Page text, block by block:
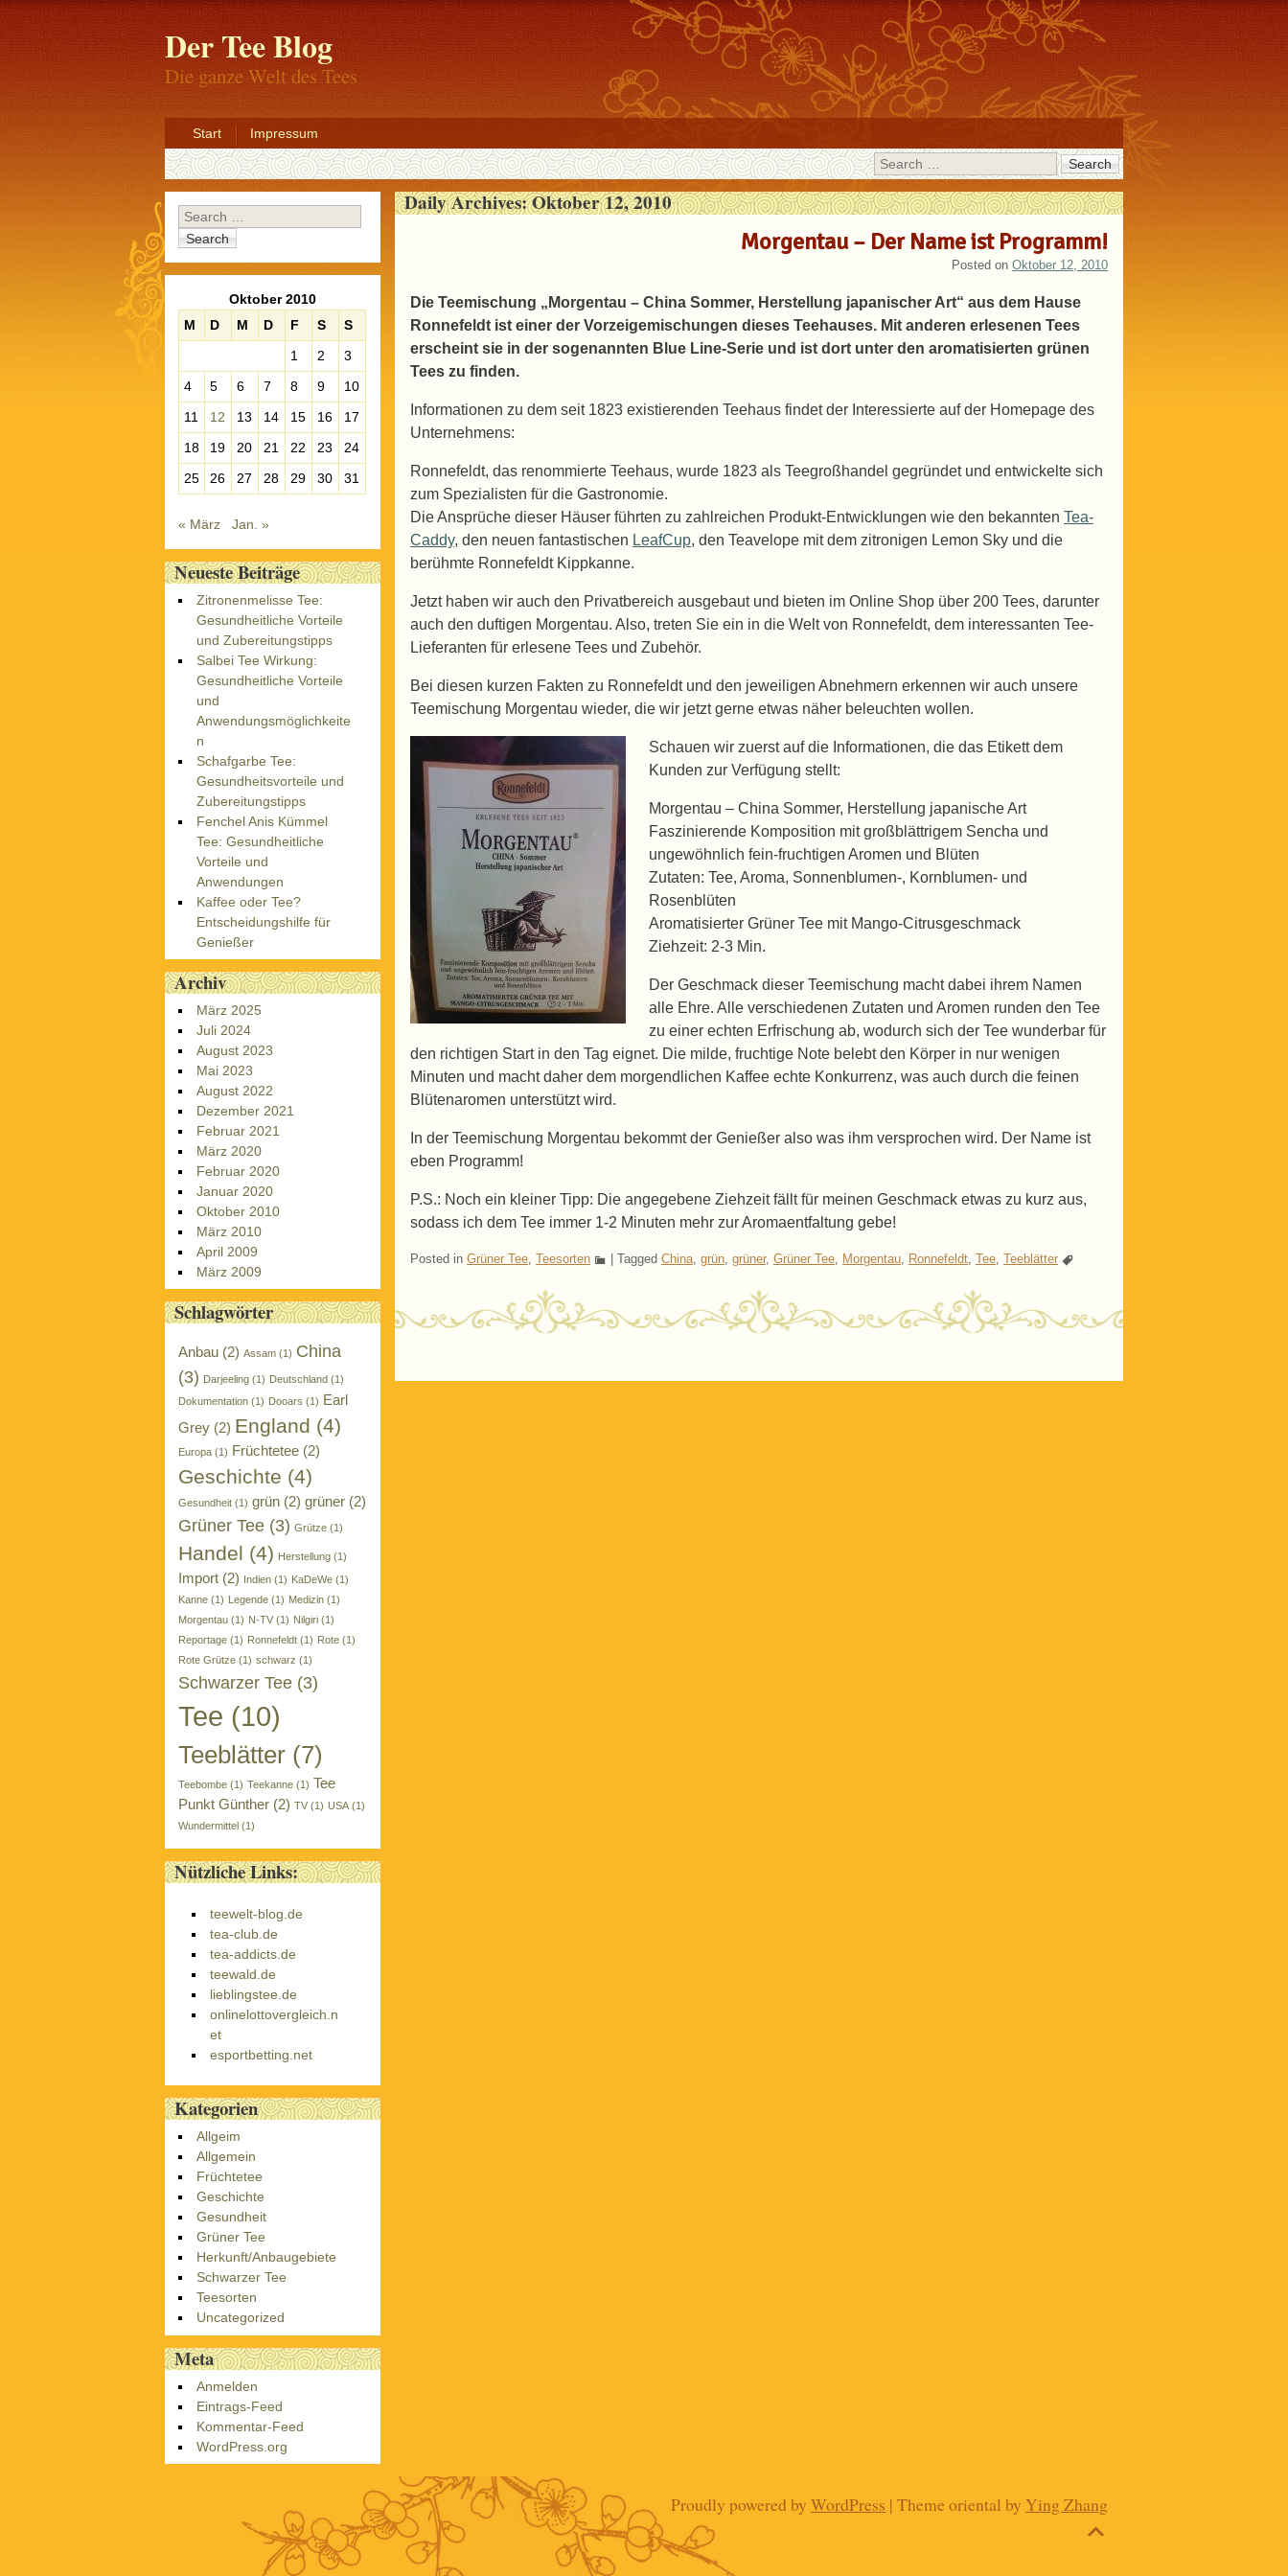
Der Tee Blog
Die ganze Welt des Tees
Start
Impressum
Search
Daily Archives:Oktober 12, 2010
Morgentau – Der Name ist Programm!
Posted on Oktober 12, 2010
Die Teemischung „Morgentau – China Sommer, Herstellung japanischer Art“ aus dem Hause
Ronnefeldt ist einer der Vorzeigemischungen dieses Teehauses. Mit anderen erlesenen Tees
erscheint sie in der sogenannten Blue Line-Serie und ist dort unter den aromatisierten grünen
Tees zu finden.
Informationen zu dem seit 1823 existierenden Teehaus findet der Interessierte auf der Homepage des
Unternehmens:
Ronnefeldt, das renommierte Teehaus, wurde 1823 als Teegroßhandel gegründet und entwickelte sich
zum Spezialisten für die Gastronomie.
Die Ansprüche dieser Häuser führten zu zahlreichen Produkt-Entwicklungen wie den bekannten Tea-
Caddy, den neuen fantastischen LeafCup, den Teavelope mit dem zitronigen Lemon Sky und die
berühmte Ronnefeldt Kippkanne.
Jetzt haben wir auch den Privatbereich ausgebaut und bieten im Online Shop über 200 Tees, darunter
auch den duftigen Morgentau. Also, treten Sie ein in die Welt von Ronnefeldt, dem interessanten Tee-
Lieferanten für erlesene Tees und Zubehör.
Bei diesen kurzen Fakten zu Ronnefeldt und den jeweiligen Abnehmern erkennen wir auch unsere
Teemischung Morgentau wieder, die wir jetzt gerne etwas näher beleuchten wollen.
Schauen wir zuerst auf die Informationen, die das Etikett dem
Kunden zur Verfügung stellt:
Morgentau – China Sommer, Herstellung japanische Art
Faszinierende Komposition mit großblättrigem Sencha und
ungewöhnlich fein-fruchtigen Aromen und Blüten
Zutaten: Tee, Aroma, Sonnenblumen-, Kornblumen- und
Rosenblüten
Aromatisierter Grüner Tee mit Mango-Citrusgeschmack
Ziehzeit: 2-3 Min.
Der Geschmack dieser Teemischung macht dabei ihrem Namen
alle Ehre. Alle verschiedenen Zutaten und Aromen runden den Tee
zu einer echten Erfrischung ab, wodurch sich der Tee wunderbar für
den richtigen Start in den Tag eignet. Die milde, fruchtige Note belebt den Körper in nur wenigen
Minuten und macht daher dem morgendlichen Kaffee echte Konkurrenz, was auch durch die feinen
Blütenaromen unterstützt wird.
In der Teemischung Morgentau bekommt der Genießer also was ihm versprochen wird. Der Name ist
eben Programm!
P.S.: Noch ein kleiner Tipp: Die angegebene Ziehzeit fällt für meinen Geschmack etwas zu kurz aus,
sodass ich dem Tee immer 1-2 Minuten mehr zur Aromaentfaltung gebe!
Posted in Grüner Tee Teesorten Tagged China grün grüner, Grüner Tee Morgentau Ronnefeldt Tee Teeblätter
Post navigation
Search
Oktober 2010
M
D M D F S
S
1
2
3
4
5 6 7 8 9
10
11
12 13 14 15 16
17
18
19 20 21 22 23
24
25
26 27 28 29 30 31
« März Jan. »
Neueste Beiträge
Zitronenmelisse Tee:
Gesundheitliche Vorteile
und Zubereitungstipps
Salbei Tee Wirkung:
Gesundheitliche Vorteile
und
Anwendungsmöglichkeite
n
Schafgarbe Tee:
Gesundheitsvorteile und
Zubereitungstipps
Fenchel Anis Kümmel
Tee: Gesundheitliche
Vorteile und
Anwendungen
Kaffee oder Tee?
Entscheidungshilfe für
Genießer
Archiv
März 2025
Juli 2024
August 2023
Mai 2023
August 2022
Dezember 2021
Februar 2021
März 2020
Februar 2020
Januar 2020
Oktober 2010
März 2010
April 2009
März 2009
Schlagwörter
Anbau (2) Assam (1) China
(3) Darjeeling (1) Deutschland (1)
Dokumentation (1) Dooars (1) Earl
Grey (2) England (4)
Europa (1) Früchtetee (2)
Geschichte (4)
Gesundheit (1) grün (2) grüner (2)
Grüner Tee (3) Grütze (1)
Handel (4) Herstellung (1)
Import (2) Indien (1) KaDeWe (1)
Kanne (1) Legende (1) Medizin (1)
Morgentau (1) N-TV (1) Nilgiri (1)
Reportage (1) Ronnefeldt (1) Rote (1)
Rote Grütze (1) schwarz (1)
Schwarzer Tee (3)
Tee (10)
Teeblätter (7)
Teebombe (1) Teekanne (1) Tee
Punkt Günther (2) TV (1) USA (1)
Wundermittel (1)
Nützliche Links:
teewelt-blog.de
tea-club.de
tea-addicts.de
teewald.de
lieblingstee.de
onlinelottovergleich.n
et
esportbetting.net
Kategorien
Allgeim
Allgemein
Früchtetee
Geschichte
Gesundheit
Grüner Tee
Herkunft/Anbaugebiete
Schwarzer Tee
Teesorten
Uncategorized
Meta
Anmelden
Eintrags-Feed
Kommentar-Feed
WordPress.org
Proudly powered byWordPress | Theme oriental by Ying Zhang